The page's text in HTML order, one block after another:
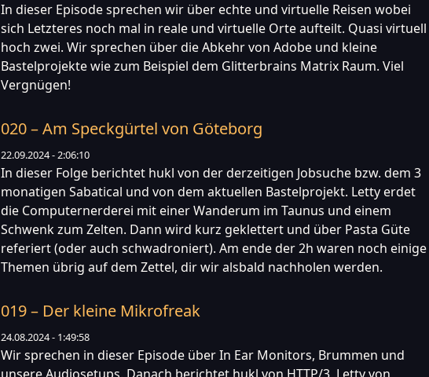
In dieser Episode sprechen wir über echte und virtuelle Reisen wobei
sich Letzteres noch mal in reale und virtuelle Orte aufteilt. Quasi virtuell
hoch zwei. Wir sprechen über die Abkehr von Adobe und kleine
Bastelprojekte wie zum Beispiel dem Glitterbrains Matrix Raum. Viel
Vergnügen!
020 – Am Speckgürtel von Göteborg
22.09.2024 - 2:06:10
In dieser Folge berichtet hukl von der derzeitigen Jobsuche bzw. dem 3
monatigen Sabatical und von dem aktuellen Bastelprojekt. Letty erdet
die Computernerderei mit einer Wanderum im Taunus und einem
Schwenk zum Zelten. Dann wird kurz geklettert und über Pasta Güte
referiert (oder auch schwadroniert). Am ende der 2h waren noch einige
Themen übrig auf dem Zettel, dir wir alsbald nachholen werden.
019 – Der kleine Mikrofreak
24.08.2024 - 1:49:58
Wir sprechen in dieser Episode über In Ear Monitors, Brummen und